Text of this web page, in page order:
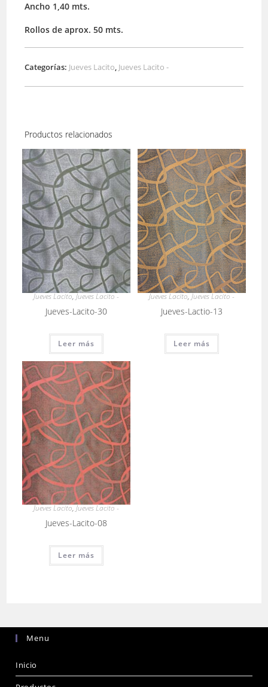
Ancho 1,40 mts.
Rollos de aprox. 50 mts.
Categorías: Jueves Lacito, Jueves Lacito -
Productos relacionados
Jueves Lacito,Jueves Lacito -
Jueves-Lacito-30
Leer más
Jueves Lacito,Jueves Lacito -
Jueves-Lactio-13
Leer más
Jueves Lacito,Jueves Lacito -
Jueves-Lacito-08
Leer más
Menu
Inicio